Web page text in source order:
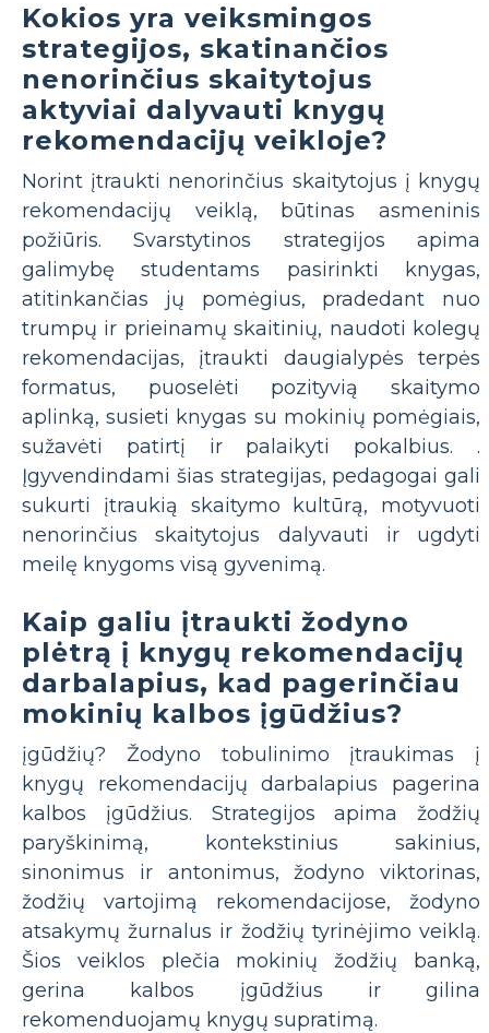
Kokios yra veiksmingos
strategijos, skatinančios
nenorinčius skaitytojus
aktyviai dalyvauti knygų
rekomendacijų veikloje?
Norint įtraukti nenorinčius skaitytojus į knygų
rekomendacijų veiklą, būtinas asmeninis
požiūris. Svarstytinos strategijos apima
galimybę studentams pasirinkti knygas,
atitinkančias jų pomėgius, pradedant nuo
trumpų ir prieinamų skaitinių, naudoti kolegų
rekomendacijas, įtraukti daugialypės terpės
formatus, puoselėti pozityvią skaitymo
aplinką, susieti knygas su mokinių pomėgiais,
sužavėti patirtį ir palaikyti pokalbius. .
Įgyvendindami šias strategijas, pedagogai gali
sukurti įtraukią skaitymo kultūrą, motyvuoti
nenorinčius skaitytojus dalyvauti ir ugdyti
meilę knygoms visą gyvenimą.
Kaip galiu įtraukti žodyno
plėtrą į knygų rekomendacijų
darbalapius, kad pagerinčiau
mokinių kalbos įgūdžius?
įgūdžių? Žodyno tobulinimo įtraukimas į
knygų rekomendacijų darbalapius pagerina
kalbos įgūdžius. Strategijos apima žodžių
paryškinimą, kontekstinius sakinius,
sinonimus ir antonimus, žodyno viktorinas,
žodžių vartojimą rekomendacijose, žodyno
atsakymų žurnalus ir žodžių tyrinėjimo veiklą.
Šios veiklos plečia mokinių žodžių banką,
gerina kalbos įgūdžius ir gilina
rekomenduojamų knygų supratimą.